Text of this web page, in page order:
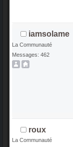
iamsolame
La Communauté
Messages: 462
roux
La Communauté